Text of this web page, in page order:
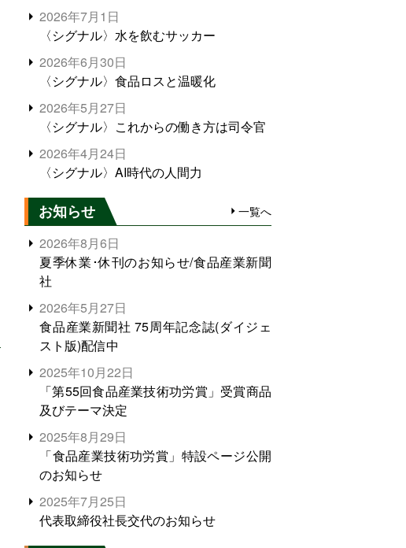
2026年7月1日
〈シグナル〉水を飲むサッカー
2026年6月30日
〈シグナル〉食品ロスと温暖化
2026年5月27日
〈シグナル〉これからの働き方は司令官
2026年4月24日
〈シグナル〉AI時代の人間力
お知らせ 一覧へ
2026年8月6日
夏季休業･休刊のお知らせ/食品産業新聞
社
2026年5月27日
食品産業新聞社 75周年記念誌(ダイジェ
スト版)配信中
2025年10月22日
「第55回食品産業技術功労賞」受賞商品
及びテーマ決定
2025年8月29日
「食品産業技術功労賞」特設ページ公開
のお知らせ
2025年7月25日
代表取締役社長交代のお知らせ